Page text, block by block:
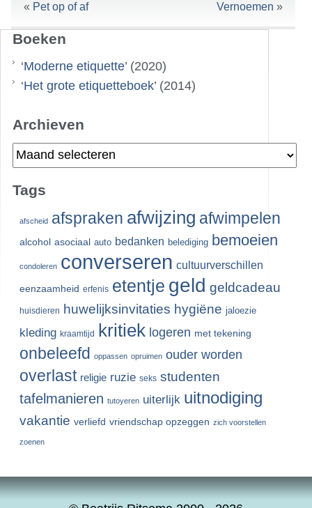
« Pet op of af Vernoemen »
Boeken
‘Moderne etiquette’ (2020)
‘Het grote etiquetteboek’ (2014)
Archieven
Archieven
Tags
afscheid afspraken afwijzing afwimpelen
alcohol asociaal auto bedanken belediging bemoeien
condoleren converseren cultuurverschillen
eenzaamheid erfenis etentje geld geldcadeau
huisdieren huwelijksinvitaties hygiëne jaloezie
kleding kraamtijd kritiek logeren met tekening
onbeleefd oppassen opruimen ouder worden
overlast religie ruzie seks studenten
tafelmanieren tutoyeren uiterlijk uitnodiging
vakantie verliefd vriendschap opzeggen zich voorstellen
zoenen